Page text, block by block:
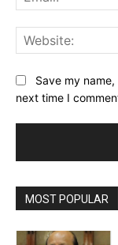
Save my
next time I
MOST POPULAR